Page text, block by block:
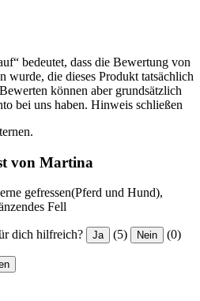
bedeutet, dass die Bewertung von
wurde, die dieses Produkt tatsächlich
können aber grundsätzlich
bei uns haben. Hinweis schließen
von Martina
gefressen(Pferd und Hund),
Fell
dich hilfreich? Ja (5) Nein (0)